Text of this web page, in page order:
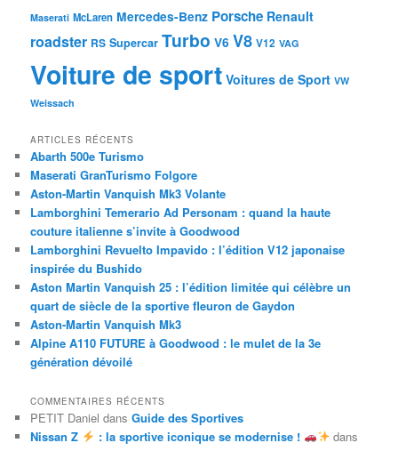
Maserati McLaren Mercedes-Benz Porsche Renault
roadster RS Supercar Turbo V6 V8 V12 VAG
Voiture de sport Voitures de Sport VW
Weissach
ARTICLES RÉCENTS
Abarth 500e Turismo
Maserati GranTurismo Folgore
Aston-Martin Vanquish Mk3 Volante
Lamborghini Temerario Ad Personam : quand la haute
couture italienne s’invite à Goodwood
Lamborghini Revuelto Impavido : l’édition V12 japonaise
inspirée du Bushido
Aston Martin Vanquish 25 : l’édition limitée qui célèbre un
quart de siècle de la sportive fleuron de Gaydon
Aston-Martin Vanquish Mk3
Alpine A110 FUTURE à Goodwood : le mulet de la 3e
génération dévoilé
COMMENTAIRES RÉCENTS
PETIT Daniel dansGuide des Sportives
Nissan Z
: la sportive iconique se modernise !
dans